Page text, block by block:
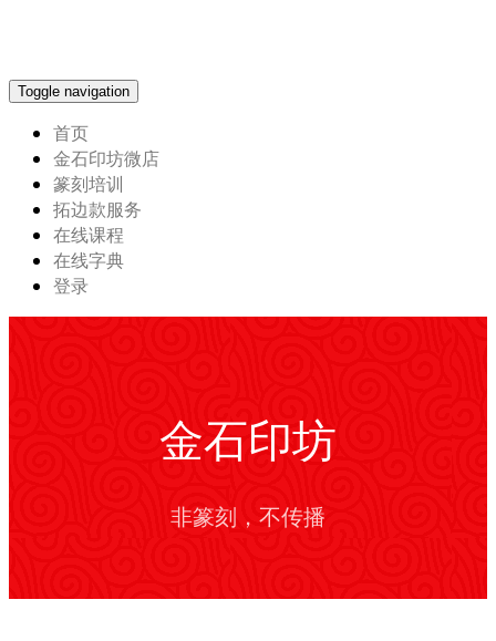
Toggle navigation
首页
金石印坊微店
篆刻培训
拓边款服务
在线课程
在线字典
登录
金石印坊
非篆刻，不传播